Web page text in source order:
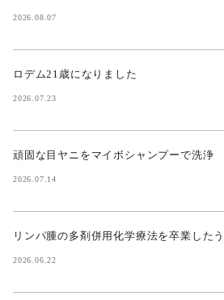
2026.08.07
ロデム21歳になりました
2026.07.23
頑固な目ヤニをマイボシャンプーで洗浄
2026.07.14
リンパ腫の多剤併用化学療法を卒業した
2026.06.22